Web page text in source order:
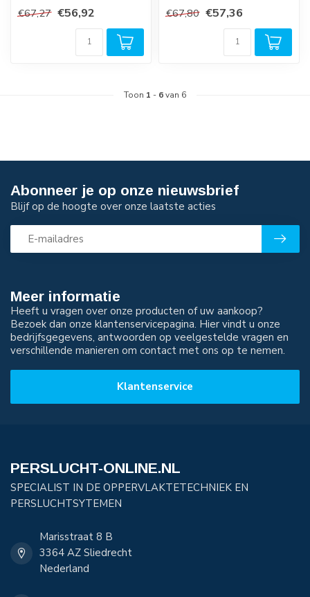
€67,27 €56,92
snelkoppelin...
€67,80 €57,36
Toon 1 - 6van 6
Meer informatie
Heeft u vragen over onze producten of uw aankoop?
Bezoek dan onze klantenservicepagina. Hier vindt u onze
bedrijfsgegevens, antwoorden op veelgestelde vragen en
verschillende manieren om contact met ons op te nemen.
Klantenservice
Abonneer je op onze nieuwsbrief
Blijf op de hoogte over onze laatste acties
PERSLUCHT-ONLINE.NL
SPECIALIST IN DE OPPERVLAKTETECHNIEK EN
PERSLUCHTSYTEMEN
Marisstraat 8 B
3364 AZ Sliedrecht
Nederland